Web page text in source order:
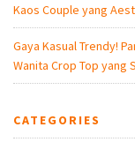
Kaos Couple yang
Gaya Kasual Trendy!
Wanita Crop Top yang
CATEGORIES